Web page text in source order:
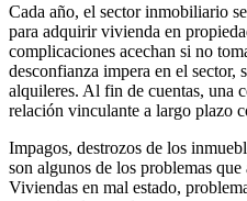
Cada año, el sector inmobiliario
para adquirir vivienda en
complicaciones acechan si no
desconfianza impera en el sector,
alquileres. Al fin de cuentas, una
relación vinculante a largo plazo
Impagos, destrozos de los
son algunos de los problemas
Viviendas en mal estado,